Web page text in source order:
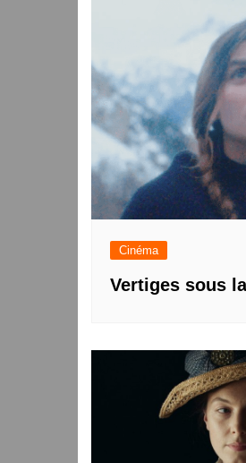
Cinéma
Vertiges sous